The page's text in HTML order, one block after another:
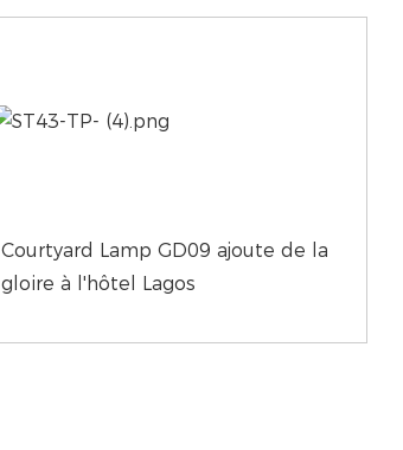
Courtyard Lamp GD09 ajoute de la
gloire à l'hôtel Lagos